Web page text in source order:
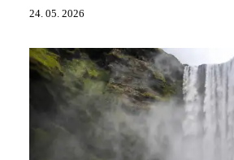
24. 05. 2026